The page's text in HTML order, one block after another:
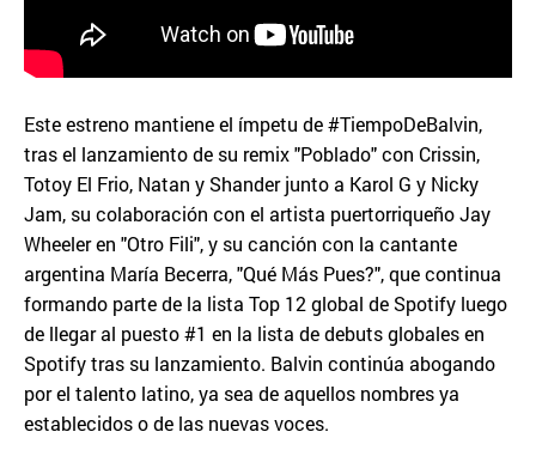
Este estreno mantiene el ímpetu de #TiempoDeBalvin,
tras el lanzamiento de su remix "Poblado" con Crissin,
Totoy El Frio, Natan y Shander junto a Karol G y Nicky
Jam, su colaboración con el artista puertorriqueño Jay
Wheeler en "Otro Fili", y su canción con la cantante
argentina María Becerra, "Qué Más Pues?", que continua
formando parte de la lista Top 12 global de Spotify luego
de llegar al puesto #1 en la lista de debuts globales en
Spotify tras su lanzamiento. Balvin continúa abogando
por el talento latino, ya sea de aquellos nombres ya
establecidos o de las nuevas voces.